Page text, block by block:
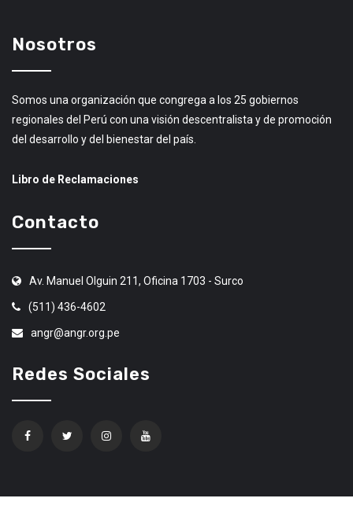
Nosotros
Somos una organización que congrega a los 25 gobiernos
regionales del Perú con una visión descentralista y de promoción
del desarrollo y del bienestar del país.
Libro de Reclamaciones
Contacto
Av. Manuel Olguin 211, Oficina 1703 - Surco
(511) 436-4602
angr@angr.org.pe
Redes Sociales